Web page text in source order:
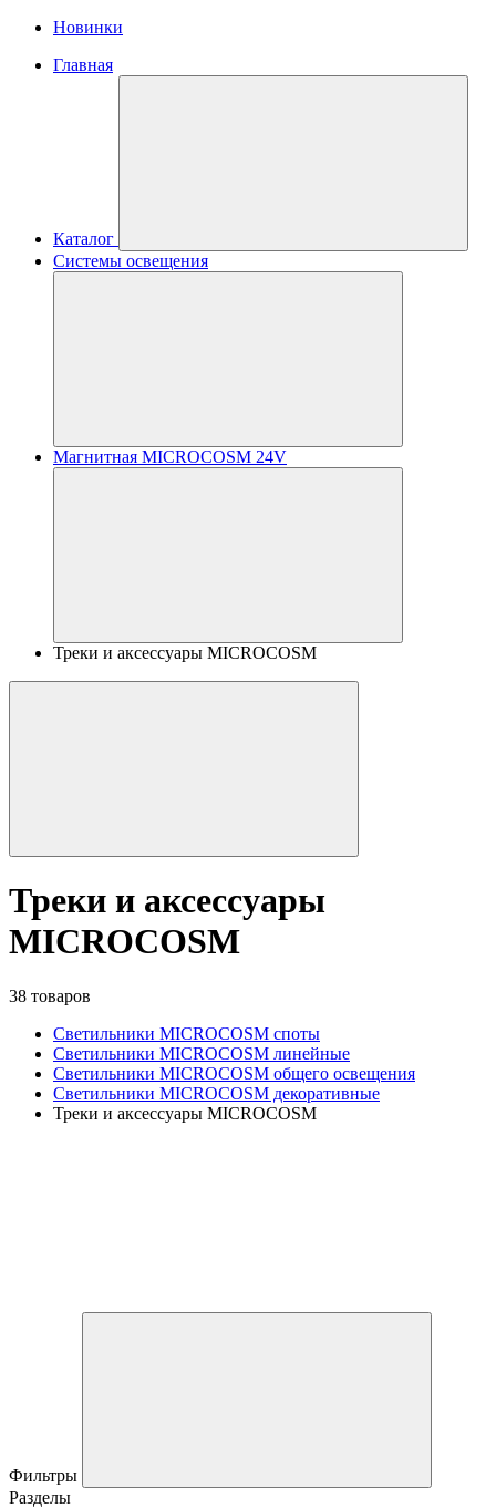
Новинки
Главная
Каталог
Системы освещения
Магнитная MICROCOSM 24V
Треки и аксессуары MICROCOSM
Треки и аксессуары
MICROCOSM
38 товаров
Светильники MICROCOSM споты
Светильники MICROCOSM линейные
Светильники MICROCOSM общего освещения
Светильники MICROCOSM декоративные
Треки и аксессуары MICROCOSM
Фильтры
Разделы